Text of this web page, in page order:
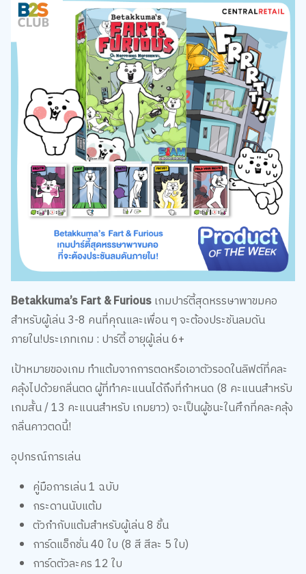
Betakkuma’s Fart & Furiousเกมปาร์ตี้สุดหรรษาพาขมคอ
สำหรับผู้เล่น 3-8 คนที่คุณและเพื่อน ๆ จะต้องประชันลมดัน
ภายใน!ประเภทเกม : ปาร์ตี้ อายุผู้เล่น 6+
เป้าหมายของเกม ทำแต้มจากการตดหรือเอาตัวรอดในลิฟต์ที่คละ
คลุ้งไปด้วยกลิ่นตด ผู้ที่ทำคะแนนได้ถึงที่กำหนด (8 คะแนนสำหรับ
เกมสั้น / 13 คะแนนสำหรับ เกมยาว) จะเป็นผู้ชนะในศึกที่คละคลุ้ง
กลิ่นคาวตดนี้!
อุปกรณ์การเล่น
คู่มือการเล่น 1 ฉบับ
กระดานนับแต้ม
ตัวกำกับแต้มสำหรับผู้เล่น 8 ชิ้น
การ์ดแอ็กชั่น 40 ใบ (8 สี สีละ 5 ใบ)
การ์ดตัวละคร 12 ใบ